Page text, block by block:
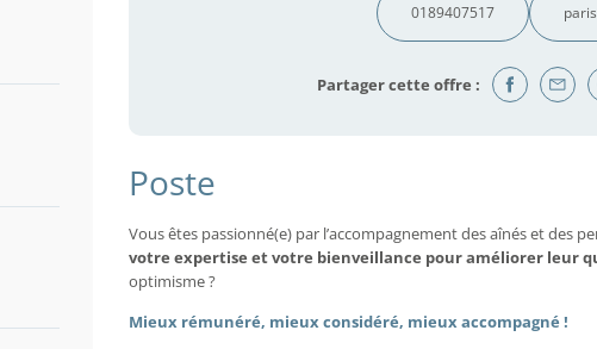
0189407517
Partager cette offre :
Poste
Vous êtes passionné(e) par l’accompagnement des aînés et des
votre expertise et votre bienveillance pour améliorer leur
optimisme ?
Mieux rémunéré, mieux considéré, mieux accompagné !